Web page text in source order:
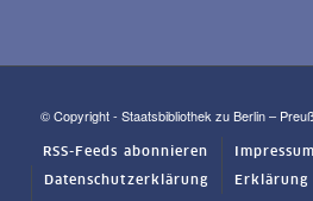
© Copyright - Staatsbibliothek zu Berlin –
RSS-Feeds abonnieren Impressum
Datenschutzerklärung